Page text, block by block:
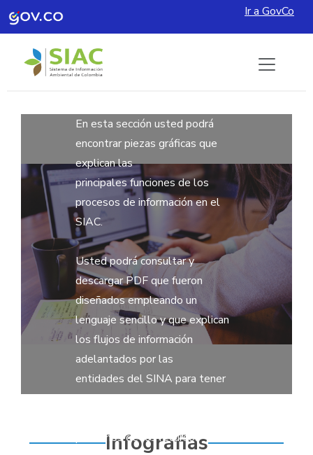
Pasar al contenido principal Ir a GovCo
En esta sección usted podrá
encontrar piezas gráficas que
explican las
principales funciones de los
procesos de información en el
SIAC.
Usted podrá consultar y
descargar PDF que fueron
diseñados empleando un
lenguaje sencillo y que explican
los flujos de información
adelantados por las
entidades del SINA para tener
mantener el conocimiento sobre
presiones de los recursos
Infografias